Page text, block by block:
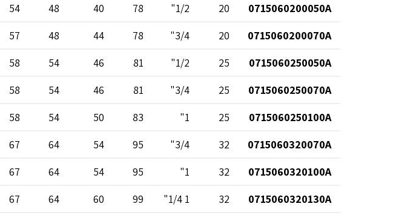
0715060200050A
20
1/2"
78
40
48
54
0715060200070A
20
3/4"
78
44
48
57
0715060250050A
25
1/2"
81
46
54
58
0715060250070A
25
3/4"
81
46
54
58
0715060250100A
25
1"
83
50
54
58
0715060320070A
32
3/4"
95
54
64
67
0715060320100A
32
1"
95
54
64
67
0715060320130A
32
1 1/4"
99
60
64
67